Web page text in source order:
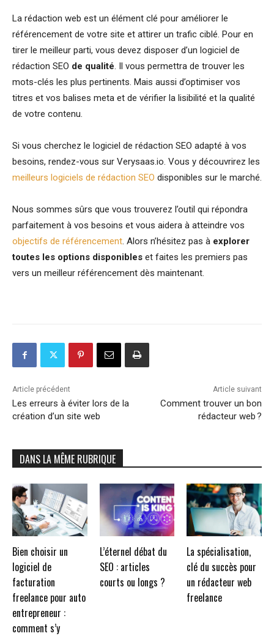
La rédaction web est un élément clé pour améliorer le
référencement de votre site et attirer un trafic ciblé. Pour en
tirer le meilleur parti, vous devez disposer d’un logiciel de
rédaction SEO de qualité. Il vous permettra de trouver les
mots-clés les plus pertinents. Mais aussi d’optimiser vos
titres et vos balises meta et de vérifier la lisibilité et la qualité
de votre contenu.
Si vous cherchez le logiciel de rédaction SEO adapté à vos
besoins, rendez-vous sur Verysaas.io. Vous y découvrirez les
meilleurs logiciels de rédaction SEO disponibles sur le marché.
Nous sommes sûrs que vous trouverez l’outil qui répondra
parfaitement à vos besoins et vous aidera à atteindre vos
objectifs de référencement. Alors n’hésitez pas à explorer
toutes les options disponibles et faites les premiers pas
vers un meilleur référencement dès maintenant.
Article précédent
Les erreurs à éviter lors de la
création d’un site web
Article suivant
Comment trouver un bon
rédacteur web ?
DANS LA MÊME RUBRIQUE
Bien choisir un
logiciel de
facturation
freelance pour auto
entrepreneur :
comment s’y
L’éternel débat du
SEO : articles
courts ou longs ?
La spécialisation,
clé du succès pour
un rédacteur web
freelance